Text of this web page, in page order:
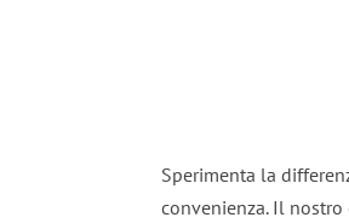
Sperimenta la
convenienza. Il